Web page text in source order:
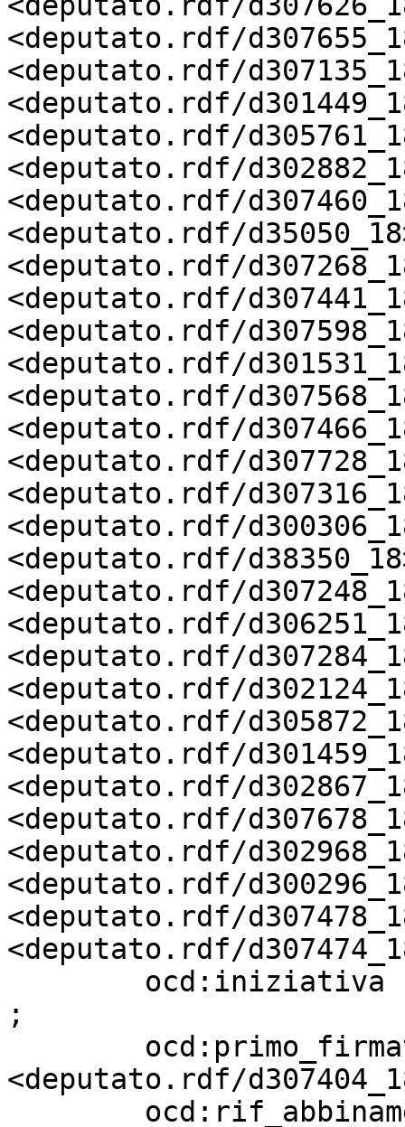
<deputato.rdf/
<deputato.rdf/
<deputato.rdf/
<deputato.rdf/
<deputato.rdf/
<deputato.rdf/
<deputato.rdf/
<deputato.rdf/
<deputato.rdf/
<deputato.rdf/
<deputato.rdf/
<deputato.rdf/
<deputato.rdf/
<deputato.rdf/
<deputato.rdf/
<deputato.rdf/
<deputato.rdf/
<deputato.rdf/
<deputato.rdf/
<deputato.rdf/
<deputato.rdf/
<deputato.rdf/
<deputato.rdf/
<deputato.rdf/
<deputato.rdf/
<deputato.rdf/
<deputato.rdf/
<deputato.rdf/
<deputato.rdf/
;
<deputato.rdf/